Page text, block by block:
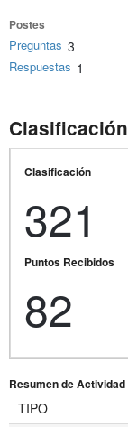
Postes
Preguntas 3
Respuestas 1
Clasificación
321
Puntos Recibidos
82
Resumen de Actividad
TIPO